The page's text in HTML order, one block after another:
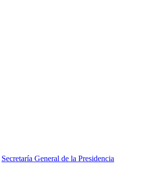
Secretaría General de la Presidencia